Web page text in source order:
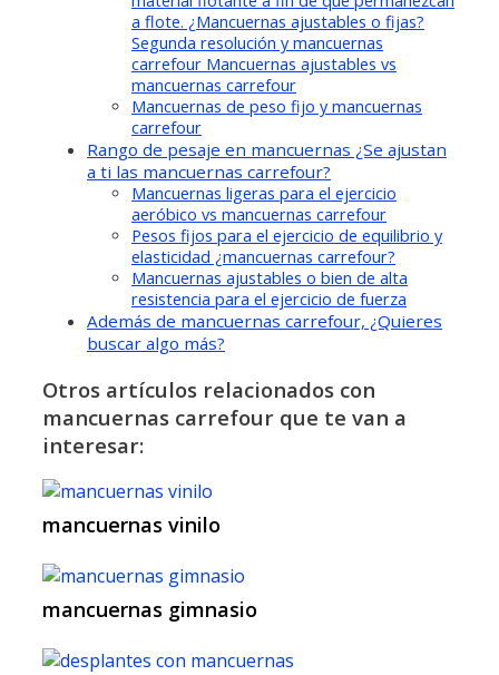
a flote. ¿Mancuernas ajustables o fijas?
Segunda resolución y mancuernas
carrefour Mancuernas ajustables vs
mancuernas carrefour
Mancuernas de peso fijo y mancuernas
carrefour
Rango de pesaje en mancuernas ¿Se ajustan
a ti las mancuernas carrefour?
Mancuernas ligeras para el ejercicio
aeróbico vs mancuernas carrefour
Pesos fijos para el ejercicio de equilibrio y
elasticidad ¿mancuernas carrefour?
Mancuernas ajustables o bien de alta
resistencia para el ejercicio de fuerza
Además de mancuernas carrefour, ¿Quieres
buscar algo más?
Otros artículos relacionados con
mancuernas carrefour que te van a
interesar:
mancuernas vinilo
mancuernas gimnasio